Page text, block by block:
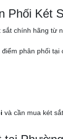
Phối Két
chính hãng từ
phân phối
và cần mua két